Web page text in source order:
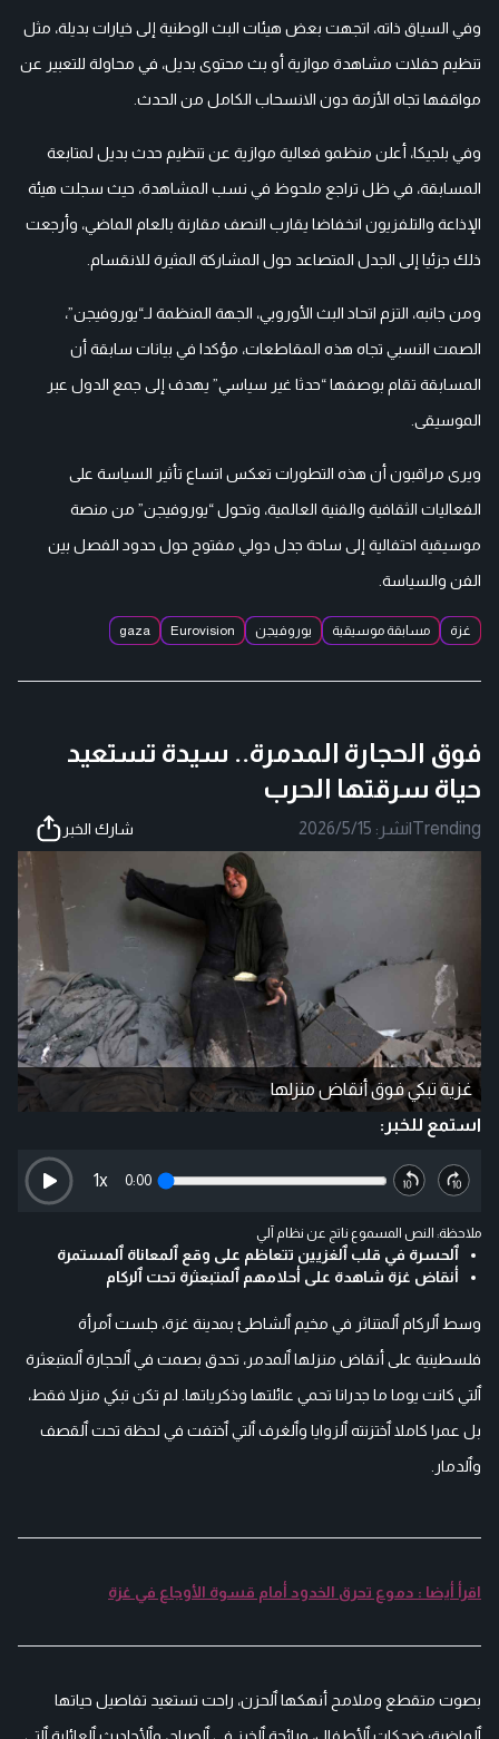
وفي السياق ذاته، اتجهت بعض هيئات البث الوطنية إلى خيارات بديلة، مثل
تنظيم حفلات مشاهدة موازية أو بث محتوى بديل، في محاولة للتعبير عن
مواقفها تجاه الأزمة دون الانسحاب الكامل من الحدث.
وفي بلجيكا، أعلن منظمو فعالية موازية عن تنظيم حدث بديل لمتابعة
المسابقة، في ظل تراجع ملحوظ في نسب المشاهدة، حيث سجلت هيئة
الإذاعة والتلفزيون انخفاضا يقارب النصف مقارنة بالعام الماضي، وأرجعت
ذلك جزئيا إلى الجدل المتصاعد حول المشاركة المثيرة للانقسام.
ومن جانبه، التزم اتحاد البث الأوروبي، الجهة المنظمة لـ“يوروفيجن”،
الصمت النسبي تجاه هذه المقاطعات، مؤكدا في بيانات سابقة أن
المسابقة تقام بوصفها “حدثا غير سياسي” يهدف إلى جمع الدول عبر
الموسيقى.
ويرى مراقبون أن هذه التطورات تعكس اتساع تأثير السياسة على
الفعاليات الثقافية والفنية العالمية، وتحول “يوروفيجن” من منصة
موسيقية احتفالية إلى ساحة جدل دولي مفتوح حول حدود الفصل بين
الفن والسياسة.
غزة مسابقة موسيقية يوروفيجن Eurovision
gaza
فوق الحجارة المدمرة.. سيدة تستعيد
حياة سرقتها الحرب
Trending
|نشر: 2026/5/15 شارك الخبر
غزية تبكي فوق أنقاض منزلها
استمع للخبر:
0:00
1x
ملاحظة: النص المسموع ناتج عن نظام آلي
ٱلحسرة في قلب ٱلغزيين تتعاظم على وقع ٱلمعاناة ٱلمستمرة
أنقاض غزة شاهدة على أحلامهم ٱلمتبعثرة تحت ٱلركام
وسط ٱلركام ٱلمتناثر في مخيم ٱلشاطئ بمدينة غزة، جلست ٱمرأة
فلسطينية على أنقاض منزلها ٱلمدمر، تحدق بصمت في ٱلحجارة ٱلمتبعثرة
ٱلتي كانت يوما ما جدرانا تحمي عائلتها وذكرياتها. لم تكن تبكي منزلا فقط،
بل عمرا كاملا ٱختزنته ٱلزوايا وٱلغرف ٱلتي ٱختفت في لحظة تحت ٱلقصف
وٱلدمار.
اقرأ أيضا : دموع تحرق الخدود أمام قسوة الأوجاع في غزة
بصوت متقطع وملامح أنهكها ٱلحزن، راحت تستعيد تفاصيل حياتها
ٱلماضية؛ ضحكات ٱلأطفال، ورائحة ٱلخبز في ٱلصباح، وٱلأحاديث ٱلعائلية ٱلتي